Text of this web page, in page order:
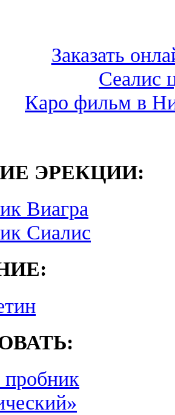
Заказать
Сеалис
Каро фильм в
ЭРЕКЦИИ:
Виагра
Сиалис